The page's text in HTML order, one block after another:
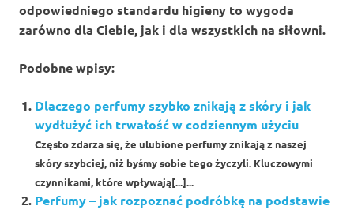
odpowiedniego standardu higieny to wygoda
zarówno dla Ciebie, jak i dla wszystkich na siłowni.
Podobne wpisy:
Dlaczego perfumy szybko znikają z skóry i jak
wydłużyć ich trwałość w codziennym użyciu
Często zdarza się, że ulubione perfumy znikają z naszej
skóry szybciej, niż byśmy sobie tego życzyli. Kluczowymi
czynnikami, które wpływają[...]...
Perfumy – jak rozpoznać podróbkę na podstawie